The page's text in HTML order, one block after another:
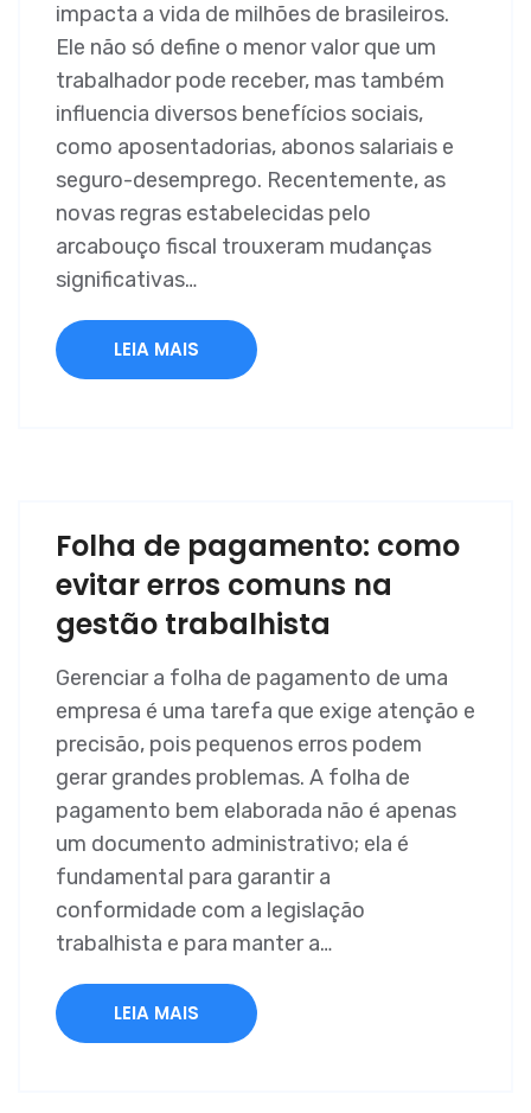
impacta a vida de milhões de brasileiros.
Ele não só define o menor valor que um
trabalhador pode receber, mas também
influencia diversos benefícios sociais,
como aposentadorias, abonos salariais e
seguro-desemprego. Recentemente, as
novas regras estabelecidas pelo
arcabouço fiscal trouxeram mudanças
significativas…
LEIA MAIS
Folha de pagamento: como
evitar erros comuns na
gestão trabalhista
Gerenciar a folha de pagamento de uma
empresa é uma tarefa que exige atenção e
precisão, pois pequenos erros podem
gerar grandes problemas. A folha de
pagamento bem elaborada não é apenas
um documento administrativo; ela é
fundamental para garantir a
conformidade com a legislação
trabalhista e para manter a…
LEIA MAIS